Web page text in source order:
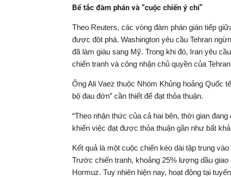
Bế tắc đàm phán và “cuộc chiến ý chí”
Theo Reuters, các vòng đàm phán gián tiếp
được đột phá. Washington yêu cầu Tehran
đã làm giàu sang Mỹ. Trong khi đó, Iran yêu
chiến tranh và công nhận chủ quyền của
Ông Ali Vaez thuộc Nhóm Khủng hoảng Quốc
bộ đau đớn” cần thiết để đạt thỏa thuận.
“Theo nhận thức của cả hai bên, thời gian
khiến việc đạt được thỏa thuận gần như bất khả
Kết quả là một cuộc chiến kéo dài tập trung
Trước chiến tranh, khoảng 25% lượng dầu
Hormuz. Tuy nhiên hiện nay, hoạt động tại